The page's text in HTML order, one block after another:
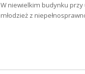
W niewielkim budynku przy
młodzież z